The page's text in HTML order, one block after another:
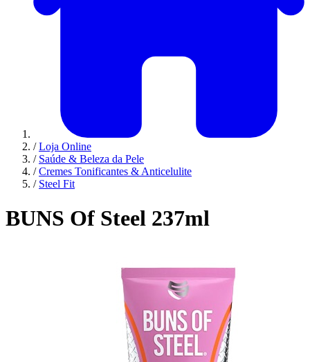
/ Loja Online
/ Saúde & Beleza da Pele
/ Cremes Tonificantes & Anticelulite
/ Steel Fit
BUNS Of Steel 237ml